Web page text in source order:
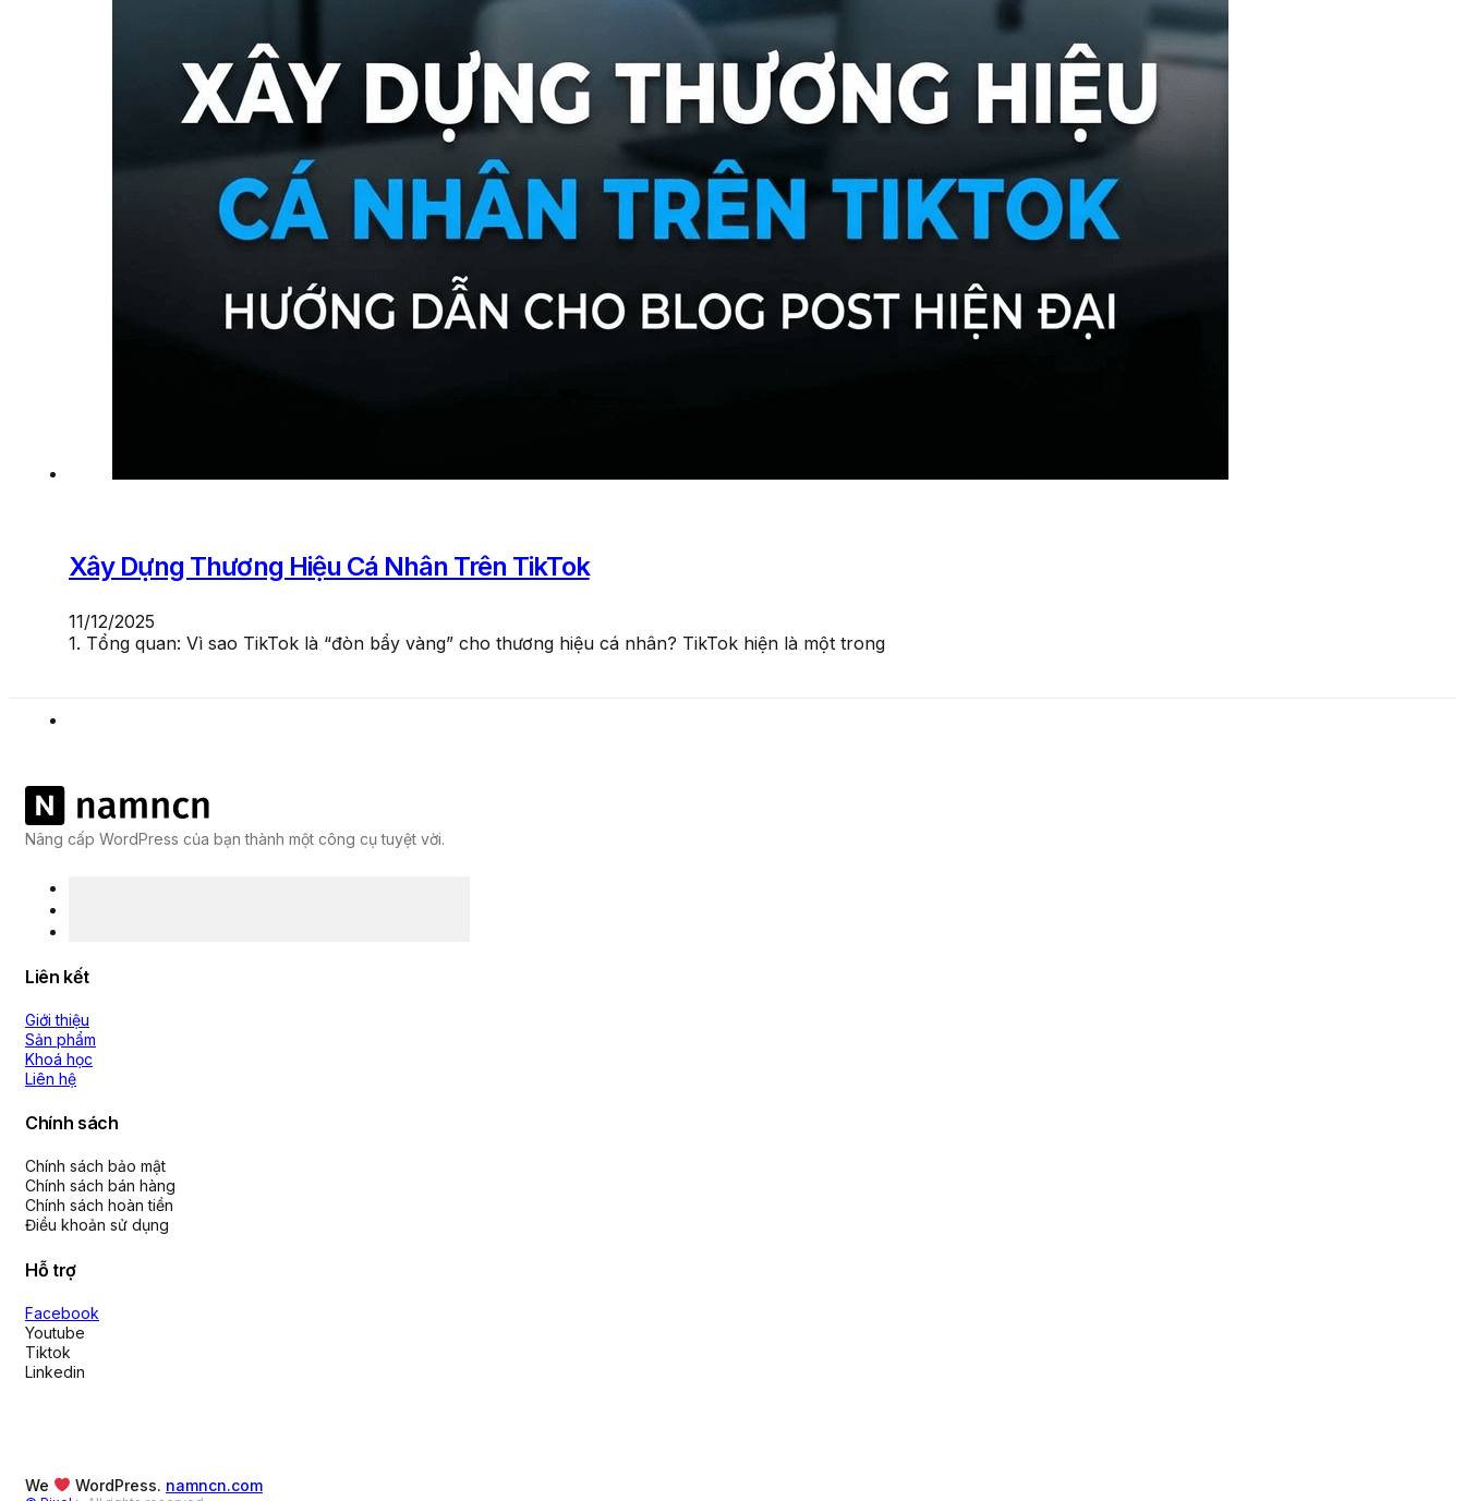
Xây Dựng Thương Hiệu Cá Nhân Trên TikTok
11/12/2025
1. Tổng quan: Vì sao TikTok là “đòn bẩy vàng” cho thương hiệu cá nhân? TikTok hiện là một trong
Nâng cấp WordPress của bạn thành một công cụ tuyệt vời.
Liên kết
Giới thiệu
Sản phẩm
Khoá học
Liên hệ
Chính sách
Chính sách bảo mật
Chính sách bán hàng
Chính sách hoàn tiền
Điều khoản sử dụng
Hỗ trợ
Facebook
Youtube
Tiktok
Linkedin
We WordPress. namncn.com